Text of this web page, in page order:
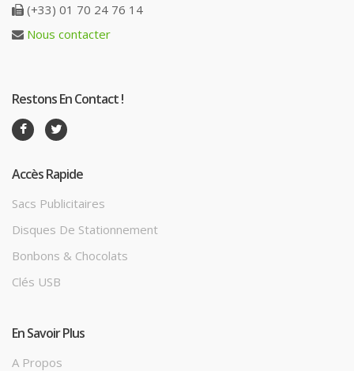
(+33) 01 70 24 76 14
Nous contacter
Restons En Contact !
Accès Rapide
Sacs Publicitaires
Disques De Stationnement
Bonbons & Chocolats
Clés USB
En Savoir Plus
A Propos